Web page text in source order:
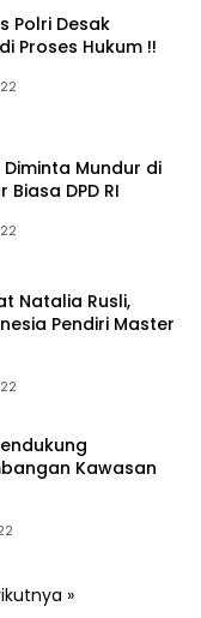
Polri Desak
Proses Hukum !!
Diminta Mundur di
DPD RI
Natalia Rusli,
Pendiri Master
Kawasan
»